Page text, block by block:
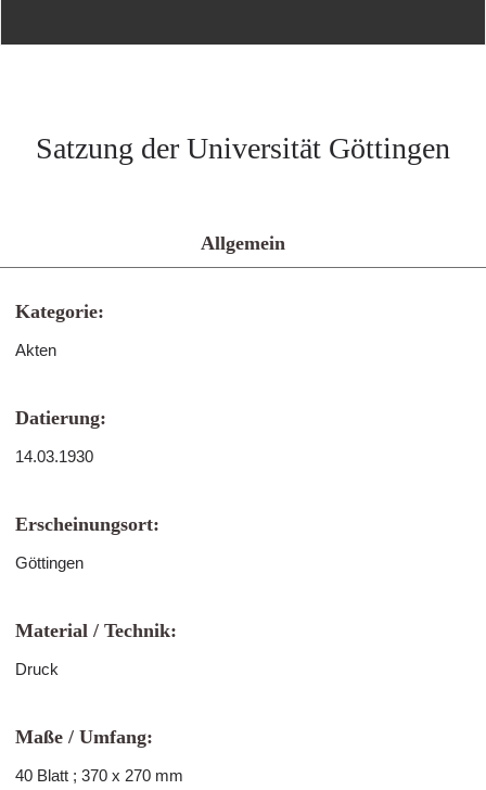
Satzung der Universität Göttingen
Allgemein
Kategorie:
Akten
Datierung:
14.03.1930
Erscheinungsort:
Göttingen
Material / Technik:
Druck
Maße / Umfang:
40 Blatt ; 370 x 270 mm